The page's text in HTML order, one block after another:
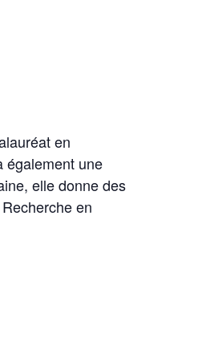
en
également une
elle donne des
en